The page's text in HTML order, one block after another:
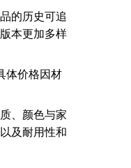
的历史可追
本更加多样
体价格因材
、颜色与家
及耐用性和